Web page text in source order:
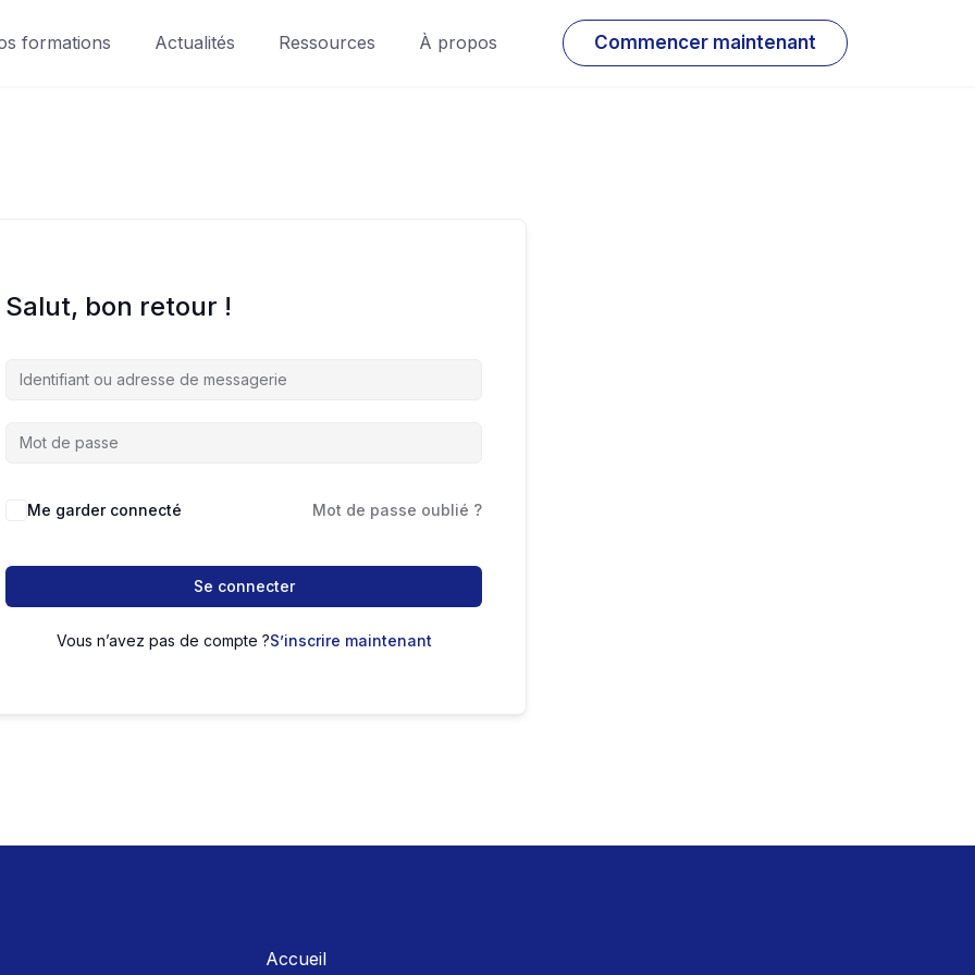
formations Actualités Ressources À propos Commencer maintenant
Salut, bon retour !
Me garder connecté Mot de passe oublié ?
Se connecter
Vous n’avez pas de compte ?S’inscrire maintenant
Accueil